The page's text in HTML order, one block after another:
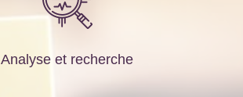
Analyse et recherche